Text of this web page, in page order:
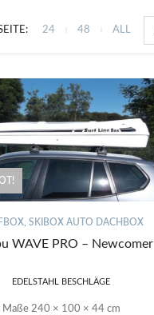
24 48 ALL
,SKIBOX AUTO DACHBOX
WAVE PRO – Newcomer
EDELSTAHL BESCHLÄGE
Maße 240 × 100 × 44 cm